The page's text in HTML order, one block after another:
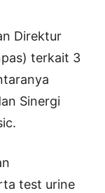
Direktur
terkait 3
Sinergi
test urine